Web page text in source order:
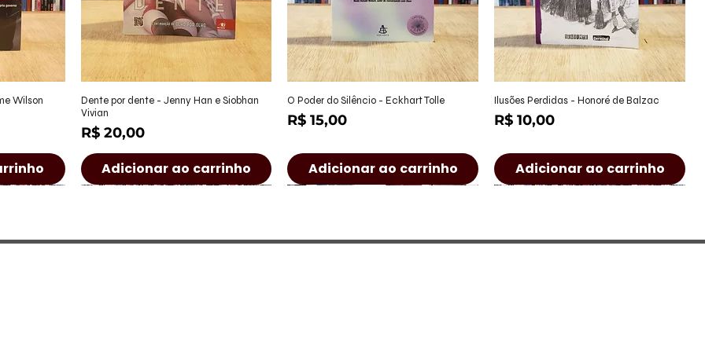
Wilson Visualização rápida
Dente por dente - Jenny Han e Siobhan
Vivian
Preço
R$ 20,00
Adicionar ao carrinho
Visualização rápida
O Poder do Silêncio - Eckhart Tolle
Preço
R$ 15,00
Adicionar ao carrinho
Visualização rápida
Ilusões Perdidas - Honoré de Balzac
Preço
R$ 10,00
Adicionar ao carrinho